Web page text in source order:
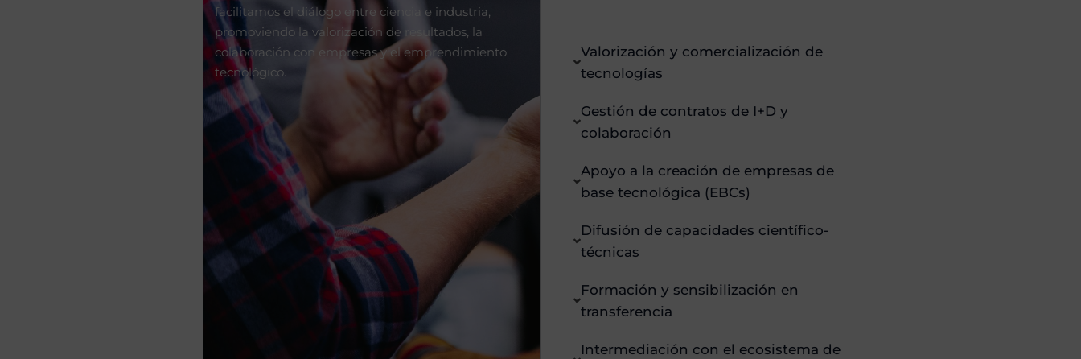
facilitamos el diálogo entre ciencia e industria,
promoviendo la valorización de resultados, la
colaboración con empresas y el emprendimiento
tecnológico.
Valorización y comercialización de
tecnologías
Gestión de contratos de I+D y
colaboración
Apoyo a la creación de empresas de
base tecnológica (EBCs)
Difusión de capacidades científico-
técnicas
Formación y sensibilización en
transferencia
Intermediación con el ecosistema de